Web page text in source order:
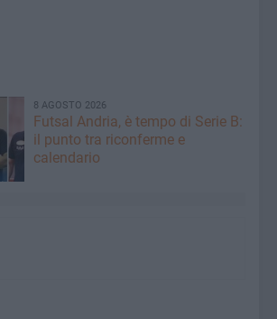
8 AGOSTO 2026
Futsal Andria, è tempo di Serie B:
il punto tra riconferme e
calendario